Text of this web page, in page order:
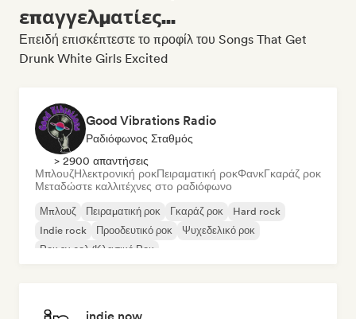
επαγγελματίες...
Επειδή επισκέπτεστε το προφίλ του Songs That Get
Drunk White Girls Excited
Good Vibrations Radio
Ραδιόφωνος Σταθμός
> 2900 απαντήσεις
ΜπλουζΗλεκτρονική ροκΠειραματική ροκΦανκΓκαράζ ροκ
Μεταδώστε καλλιτέχνες στο ραδιόφωνο
Μπλουζ Πειραματική ροκ Γκαράζ ροκ
Hard rock
Indie rock
Προοδευτικό ροκ
Ψυχεδελικό ροκ
Ροκ εν ρολ/Κλασικό Ροκ